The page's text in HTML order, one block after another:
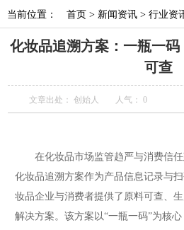
当前位置： 首页 > 新闻资讯 > 行业资
化妆品追溯方案：一瓶一
可查
文章出处： 创始人 人气： 0
在化妆品市场监管趋严与消费信
化妆品追溯方案作为产品信息记录与
妆品企业与消费者提供了原料可查、
解决方案。该方案以“一瓶一码”为核